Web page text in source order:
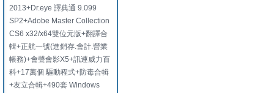
2013+Dr.eye 譯典通 9.099
SP2+Adobe Master Collection
CS6 x32/x64雙位元版+翻譯合
輯+正航一號(進銷存.會計.營業
帳務)+會聲會影X5+訊連威力百
科+17萬個 驅動程式+防毒合輯
+友立合輯+490套 Windows